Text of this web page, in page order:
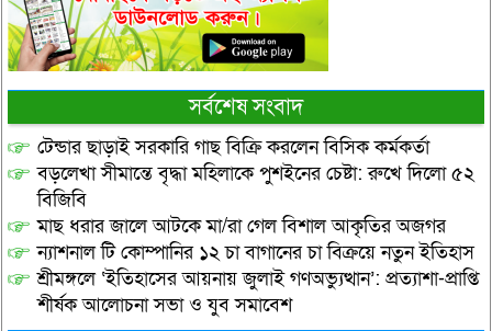
সর্বশেষ সংবাদ
টেন্ডার ছাড়াই সরকারি গাছ বিক্রি করলেন বিসিক কর্মকর্তা
বড়লেখা সীমান্তে বৃদ্ধা মহিলাকে পুশইনের চেষ্টা: রুখে দিলো ৫২
বিজিবি
মাছ ধরার জালে আটকে মা/রা গেল বিশাল আকৃতির অজগর
ন্যাশনাল টি কোম্পানির ১২ চা বাগানের চা বিক্রয়ে নতুন ইতিহাস
শ্রীমঙ্গলে ‘ইতিহাসের আয়নায় জুলাই গণঅভ্যুত্থান’: প্রত্যাশা-প্রাপ্তি
শীর্ষক আলোচনা সভা ও যুব সমাবেশ